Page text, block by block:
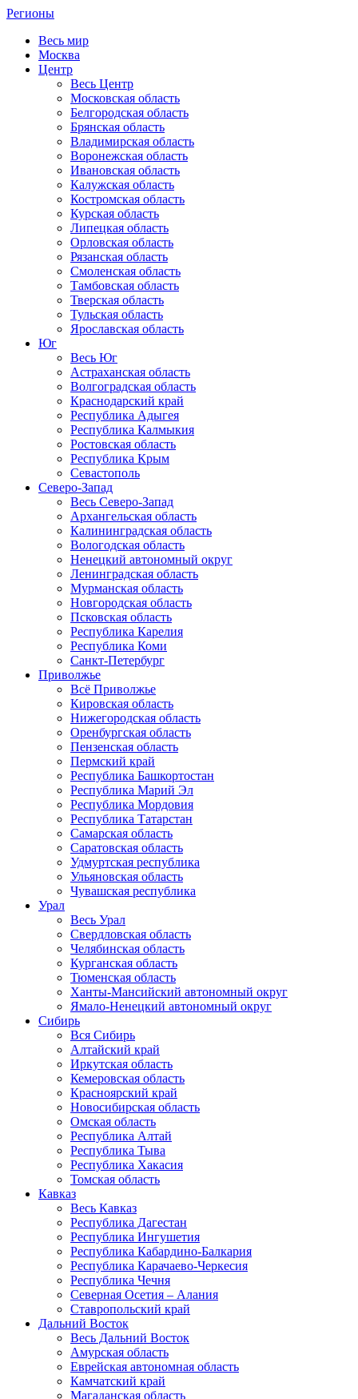
Регионы
Весь мир
Москва
Центр
Весь Центр
Московская область
Белгородская область
Брянская область
Владимирская область
Воронежская область
Ивановская область
Калужская область
Костромская область
Курская область
Липецкая область
Орловская область
Рязанская область
Смоленская область
Тамбовская область
Тверская область
Тульская область
Ярославская область
Юг
Весь Юг
Астраханская область
Волгоградская область
Краснодарский край
Республика Адыгея
Республика Калмыкия
Ростовская область
Республика Крым
Севастополь
Северо-Запад
Весь Северо-Запад
Архангельская область
Калининградская область
Вологодская область
Ненецкий автономный округ
Ленинградская область
Мурманская область
Новгородская область
Псковская область
Республика Карелия
Республика Коми
Санкт-Петербург
Приволжье
Всё Приволжье
Кировская область
Нижегородская область
Оренбургская область
Пензенская область
Пермский край
Республика Башкортостан
Республика Марий Эл
Республика Мордовия
Республика Татарстан
Самарская область
Саратовская область
Удмуртская республика
Ульяновская область
Чувашская республика
Урал
Весь Урал
Свердловская область
Челябинская область
Курганская область
Тюменская область
Ханты-Мансийский автономный округ
Ямало-Ненецкий автономный округ
Сибирь
Вся Сибирь
Алтайский край
Иркутская область
Кемеровская область
Красноярский край
Новосибирская область
Омская область
Республика Алтай
Республика Тыва
Республика Хакасия
Томская область
Кавказ
Весь Кавказ
Республика Дагестан
Республика Ингушетия
Республика Кабардино-Балкария
Республика Карачаево-Черкесия
Республика Чечня
Северная Осетия – Алания
Ставропольский край
Дальний Восток
Весь Дальний Восток
Амурская область
Еврейская автономная область
Камчатский край
Магаданская область